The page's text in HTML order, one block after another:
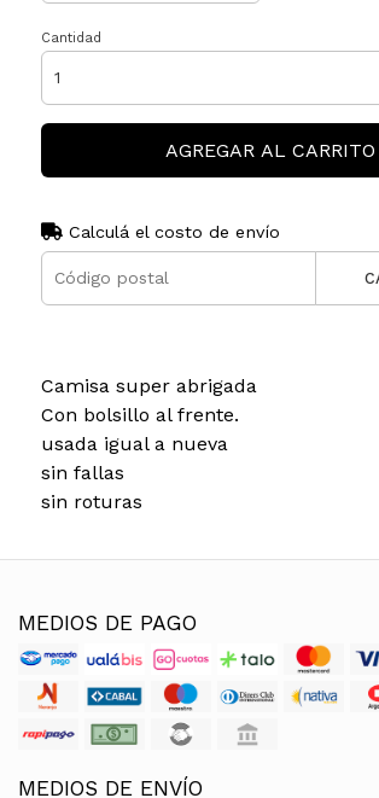
Cantidad
AGREGAR AL CARRITO
Calculá el costo de envío
Camisa super abrigada
Con bolsillo al frente.
usada igual a nueva
sin fallas
sin roturas
MEDIOS DE PAGO
MEDIOS DE ENVÍO